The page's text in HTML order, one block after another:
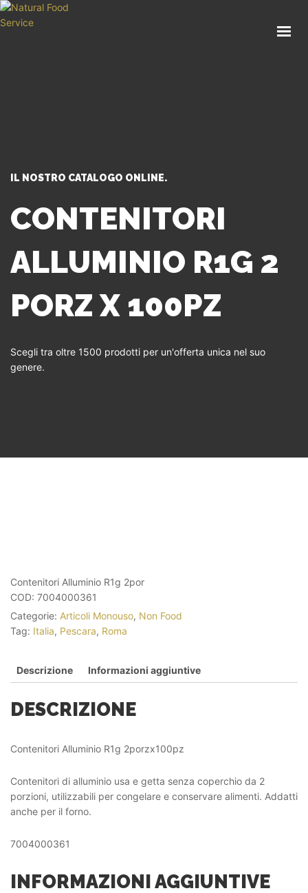
IL NOSTRO CATALOGO ONLINE.
CONTENITORI
ALLUMINIO R1G 2
PORZ X 100PZ
Scegli tra oltre 1500 prodotti per un'offerta unica nel suo
genere.
Contenitori Alluminio R1g 2por
COD: 7004000361
Categorie: Articoli Monouso, Non Food
Tag: Italia, Pescara, Roma
Descrizione Informazioni aggiuntive
DESCRIZIONE
Contenitori Alluminio R1g 2porzx100pz
Contenitori di alluminio usa e getta senza coperchio da 2
porzioni, utilizzabili per congelare e conservare alimenti. Addatti
anche per il forno.
7004000361
INFORMAZIONI AGGIUNTIVE